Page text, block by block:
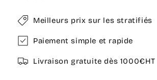
Meilleurs prix sur les stratifiés
Paiement simple et rapide
Livraison gratuite dès 1000€HT